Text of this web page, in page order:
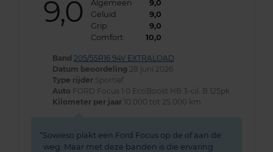
9,0 Algemeen
9,0
Geluid
9,0
Grip
9,0
Comfort
10,0
Band 205/55R16 94V EXTRALOAD
Datum beoordeling 28 juni 2026
Type rijder Sportief
Auto FORD Focus 1.0 EcoBoost HB 3-cil. B 125pk
Kilometer per jaar 10.000 tot 25.000 km
Sowieso plakt een Ford Focus op de of aan de
weg. Maar met deze banden is die ervaring